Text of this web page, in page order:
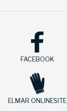
FACEBOOK
ELMAR ONLINESITE